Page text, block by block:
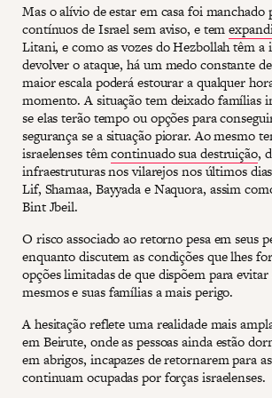
Mas o alívio de estar em casa foi manchado
contínuos de Israel sem aviso, e tem
Litani, e como as vozes do Hezbollah têm a
devolver o ataque, há um medo constante
maior escala poderá estourar a qualquer
momento. A situação tem deixado famílias
se elas terão tempo ou opções para
segurança se a situação piorar. Ao mesmo
israelenses têmcontinuado sua destruição,
infraestruturas nos vilarejos nos últimos
Lif, Shamaa, Bayyada e Naquora, assim
Bint Jbeil.
O risco associado ao retorno pesa em seus
enquanto discutem as condições que lhes
opções limitadas de que dispõem para
mesmos e suas famílias a mais perigo.
A hesitação reflete uma realidade mais
em Beirute, onde as pessoas ainda estão
em abrigos, incapazes de retornarem para
continuam ocupadas por forças israelenses.